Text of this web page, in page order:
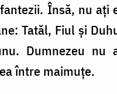
Însă, nu
Tatăl, Fiul şi
Dumnezeu nu
între maimuţe.